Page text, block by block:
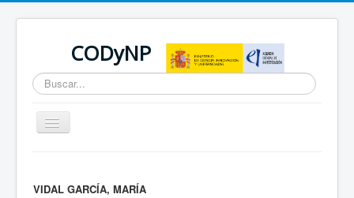
CODyNP
Buscar...
Cambiar
navegación
VIDAL GARCÍA, MARÍA